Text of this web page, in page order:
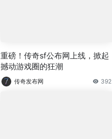
重磅！传奇sf公布网上线，掀起
撼动游戏圈的狂潮
传奇发布网 392